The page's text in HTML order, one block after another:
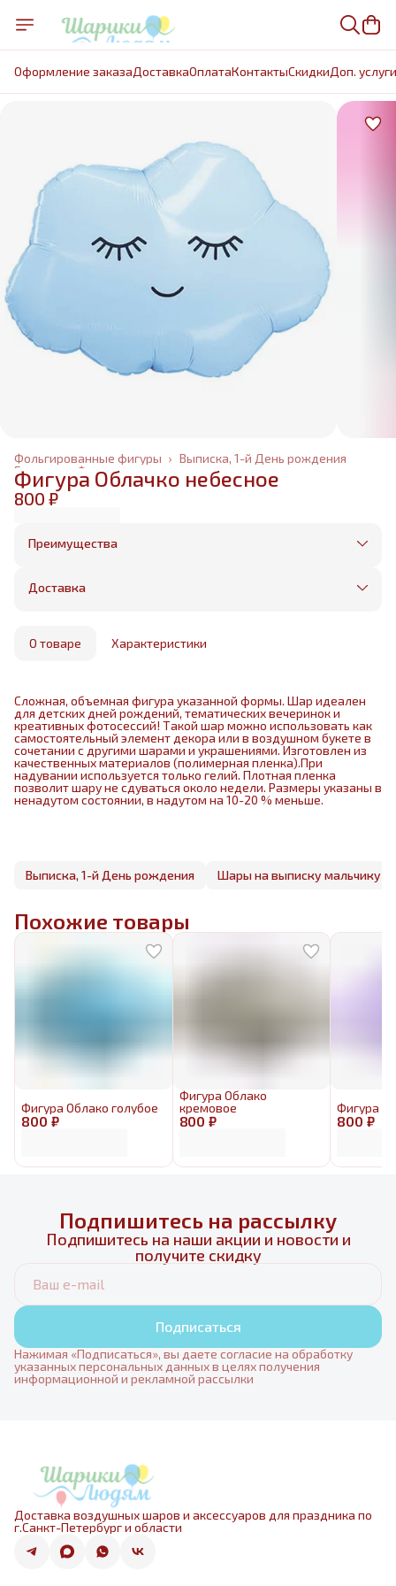
Оформление заказаДоставкаОплатаКонтактыCкидкиДоп. услуги
Выписка, 1-й День рождения
Фольгированные фигуры ›
Фольгированные шары
Главная
Фигура Облачко небесное
800 ₽
Преимущества
Оплата частями в Сплит
Бесплатная доставка в пределах КАД
маркетплейса
Доставка
О товаре Характеристики
Сложная, объемная фигура указанной формы. Шар идеален
для детских дней рождений, тематических вечеринок и
креативных фотосессий! Такой шар можно использовать как
самостоятельный элемент декора или в воздушном букете в
сочетании с другими шарами и украшениями. Изготовлен из
качественных материалов (полимерная пленка).При
надувании используется только гелий. Плотная пленка
позволит шару не сдуваться около недели. Размеры указаны в
ненадутом состоянии, в надутом на 10-20 % меньше.
Выписка, 1-й День рождения Шары на выписку мальчику
Похожие товары
800 ₽
Фигура Облако голубое
800 ₽
Фигура Облако
кремовое
800 ₽
Фигура
Подпишитесь на рассылку
Подпишитесь на наши акции и новости и
получите скидку
Подписаться
Нажимая «Подписаться», вы даете согласие на обработку
указанных персональных данных в целях получения
информационной и рекламной рассылки
Доставка воздушных шаров и аксессуаров для праздника по
г.Санкт-Петербург и области